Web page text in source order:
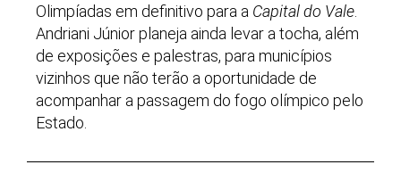
Olimpíadas em definitivo para a Capital do Vale.
Andriani Júnior planeja ainda levar a tocha, além
de exposições e palestras, para municípios
vizinhos que não terão a oportunidade de
acompanhar a passagem do fogo olímpico pelo
Estado.